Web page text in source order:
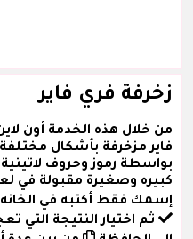
زخرفة فري فاير
من خلال هذه الخدمة أون
فاير مزخرفة بأشكال
بواسطة رموز وحروف
كبيره وصغيرة مقبولة في
إسمك فقط أكتبه في
ثم اختيار النتيجة التي